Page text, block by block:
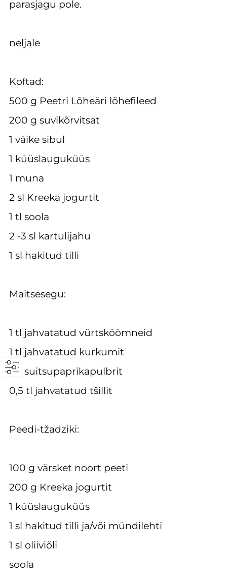
parasjagu pole.
neljale
Koftad:
500 g Peetri Lõheäri lõhefileed
200 g suvikõrvitsat
1 väike sibul
1 küüslauguküüs
1 muna
2 sl Kreeka jogurtit
1 tl soola
2 -3 sl kartulijahu
1 sl hakitud tilli
Maitsesegu:
1 tl jahvatatud vürtsköömneid
1 tl jahvatatud kurkumit
1 tl suitsupaprikapulbrit
0,5 tl jahvatatud tšillit
Peedi-tžadziki:
100 g värsket noort peeti
200 g Kreeka jogurtit
1 küüslauguküüs
1 sl hakitud tilli ja/või mündilehti
1 sl oliiviõli
soola